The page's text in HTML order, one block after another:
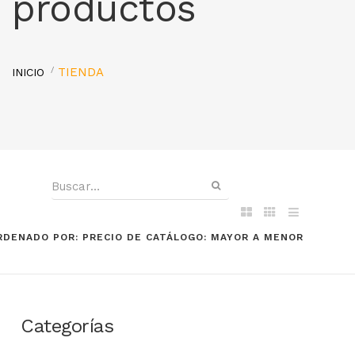
INICIO TIENDA
POR: PRECIO DE CATÁLOGO: MAYOR A MENOR
Categorías